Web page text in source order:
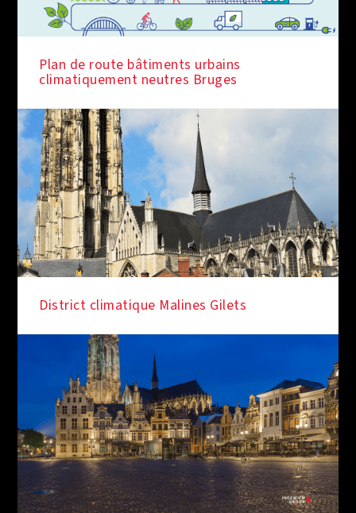
Plan de route bâtiments urbains
climatiquement neutres Bruges
District climatique Malines Gilets